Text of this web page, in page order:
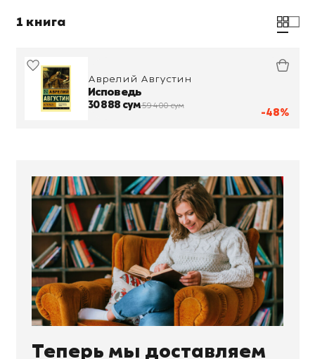
1 книга
-48%
Аврелий Августин
Исповедь
30 888 сум59 400 сум
Теперь мы доставляем